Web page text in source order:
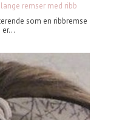
remser med ribb
som en ribbremse